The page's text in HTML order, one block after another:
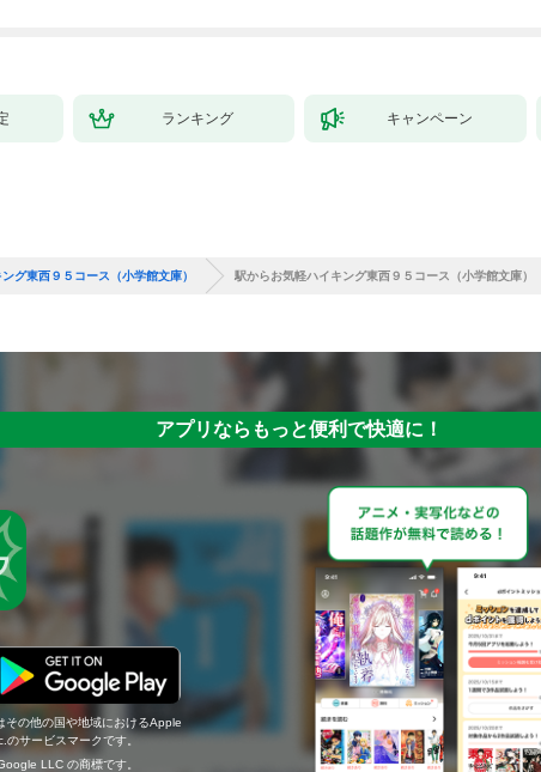
ランキング キャンペーン
グ東西９５コース（小学館文庫） 駅からお気軽ハイキング東西９５コース（小学館文庫）
アプリならもっと便利で快適に！
の他の国や地域におけるApple
サービスマークです。
LLC の商標です。